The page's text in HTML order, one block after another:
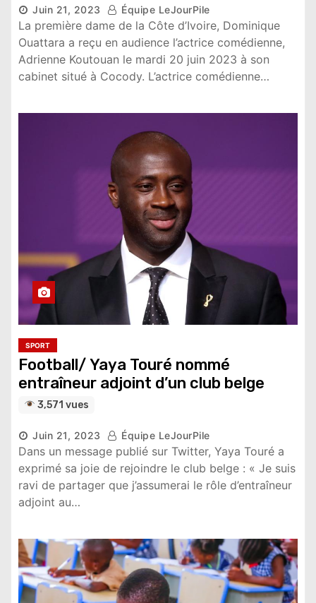
10,361 vues
Juin 21, 2023 Équipe LeJourPile
La première dame de la Côte d’Ivoire, Dominique
Ouattara a reçu en audience l’actrice comédienne,
Adrienne Koutouan le mardi 20 juin 2023 à son
cabinet situé à Cocody. L’actrice comédienne…
SPORT
Football/ Yaya Touré nommé
entraîneur adjoint d’un club belge
3,571 vues
Juin 21, 2023 Équipe LeJourPile
Dans un message publié sur Twitter, Yaya Touré a
exprimé sa joie de rejoindre le club belge : « Je suis
ravi de partager que j’assumerai le rôle d’entraîneur
adjoint au…